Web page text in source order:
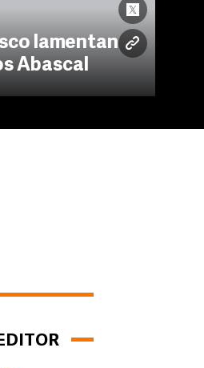
lamentan
Abascal